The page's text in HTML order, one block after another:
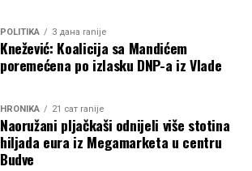
POLITIKA 3 дана ranije
Knežević: Koalicija sa Mandićem
poremećena po izlasku DNP-a iz Vlade
HRONIKA 21 сат ranije
Naoružani pljačkaši odnijeli više stotina
hiljada eura iz Megamarketa u centru
Budve